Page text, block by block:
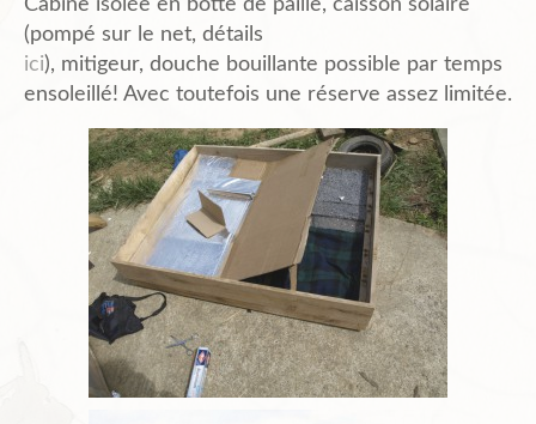
Cabine isolée en botte de paille, caisson solaire
(pompé sur le net, détails
ici), mitigeur, douche bouillante possible par temps
ensoleillé! Avec toutefois une réserve assez limitée.